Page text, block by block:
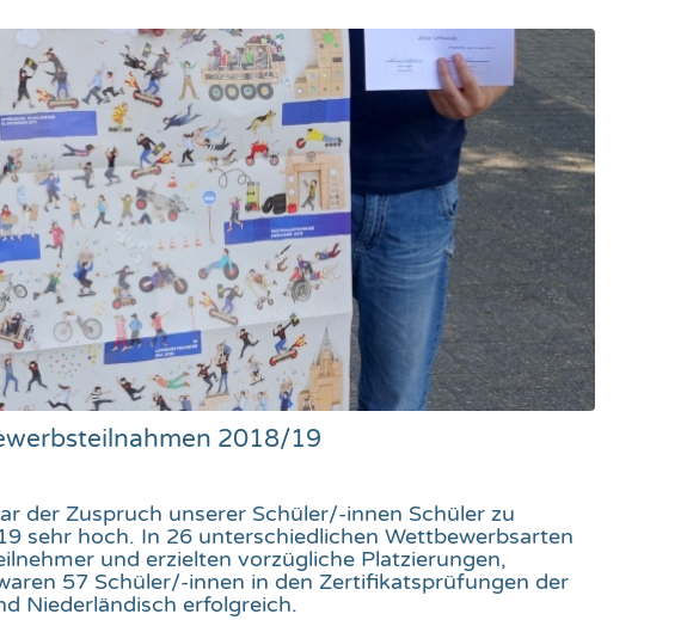
2018/19
der Zuspruch unserer Schüler/-innen Schüler zu
sehr hoch. In 26 unterschiedlichen Wettbewerbsarten
und erzielten vorzügliche Platzierungen,
57 Schüler/-innen in den Zertifikatsprüfungen der
Niederländisch erfolgreich.